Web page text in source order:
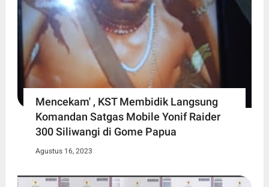
Mencekam' , KST Membidik Langsung
Komandan Satgas Mobile Yonif Raider
300 Siliwangi di Gome Papua
Agustus 16, 2023